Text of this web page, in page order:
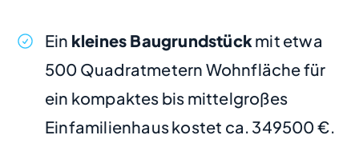
Ein kleines Baugrundstückmit etwa
500 Quadratmetern Wohnfläche für
ein kompaktes bis mittelgroßes
Einfamilienhaus kostet ca. 349500 €.